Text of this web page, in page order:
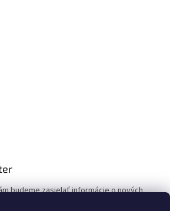
budeme zasielať informácie o nových